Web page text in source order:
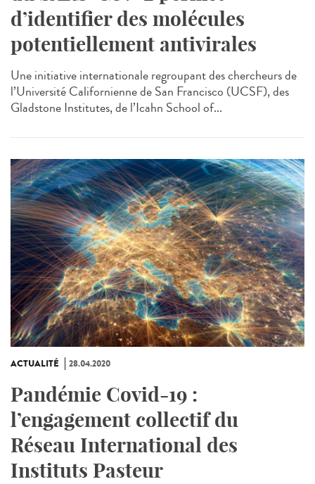
d’identifier des molécules
potentiellement antivirales
Une initiative internationale regroupant des chercheurs de
l’Université Californienne de San Francisco (UCSF), des
Gladstone Institutes, de l’Icahn School of...
ACTUALITÉ 28.04.2020
Pandémie Covid-19 :
l’engagement collectif du
Réseau International des
Instituts Pasteur